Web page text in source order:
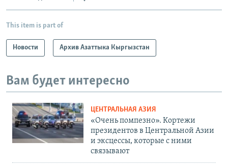
This item is part of
Новости Архив Азаттыка Кыргызстан
Вам будет интересно
ЦЕНТРАЛЬНАЯ АЗИЯ
«Очень помпезно». Кортежи
президентов в Центральной Азии
и эксцессы, которые с ними
связывают